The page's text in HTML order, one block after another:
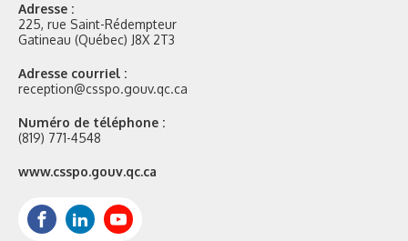
Adresse :
225, rue Saint-Rédempteur
Gatineau (Québec) J8X 2T3
Adresse courriel :
reception@csspo.gouv.qc.ca
Numéro de téléphone :
(819) 771-4548
Site
www.csspo.gouv.qc.ca
FacebookLinkedInYoutube